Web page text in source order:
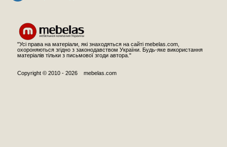
"Усі права на матеріали, які знаходяться на сайті mebelas.com,
охороняються згідно з законодавством України. Будь-яке використання
матеріалів тільки з письмової згоди автора."
Copyright © 2010 - 2026 mebelas.com